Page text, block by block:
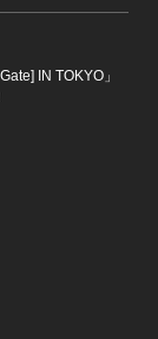
IN TOKYO」